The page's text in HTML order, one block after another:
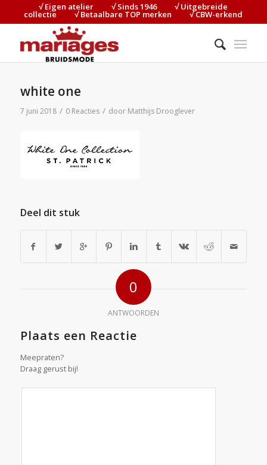
√ Eigen atelier⠀⠀⠀√ Sinds 1946⠀⠀⠀√ Uitgebreide
collectie⠀⠀⠀√ Betaalbare TOP merken⠀⠀⠀√ CBW-erkend
white one
7 juni 2018 / 0 Reacties / door Matthijs Drooglever
Deel dit stuk
0
ANTWOORDEN
Plaats een Reactie
Meepraten?
Draag gerust bij!